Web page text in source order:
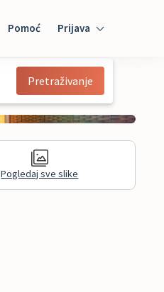
Pomoć Prijava
Mybooking
Pretraživanje
Pogledaj sve slike